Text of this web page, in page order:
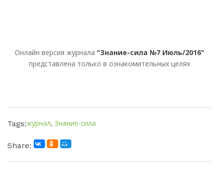
Онлайн версия журнала "Знание-сила №7 Июль/2016"
представлена только в ознакомительных целях
Tags:журнал, Знание-сила
Share: